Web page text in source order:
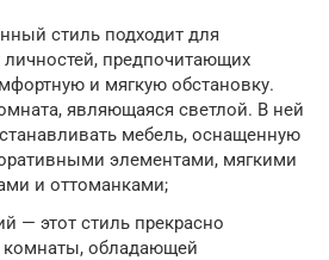
стиль подходит для
предпочитающих
и мягкую обстановку.
являющаяся светлой. В ней
мебель, оснащенную
элементами, мягкими
и оттоманками;
— этот стиль прекрасно
комнаты, обладающей